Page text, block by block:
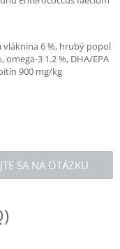
vláknina 6 %, hrubý popol
omega-3 1.2 %, DHA/EPA
900 mg/kg
SA NA OTÁZKU